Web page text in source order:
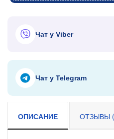
Чат у Viber
Чат у Telegram
ОПИСАНИЕ ОТЗЫВЫ